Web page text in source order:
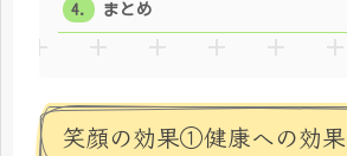
まとめ
笑顔の効果①健康への効果